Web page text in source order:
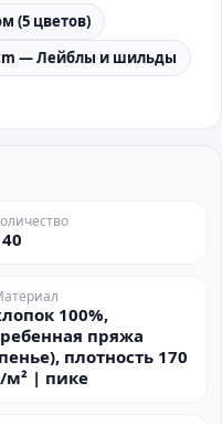
(5 цветов)
— Лейблы и шильды
100%,
пряжа
плотность 170
м² | пике